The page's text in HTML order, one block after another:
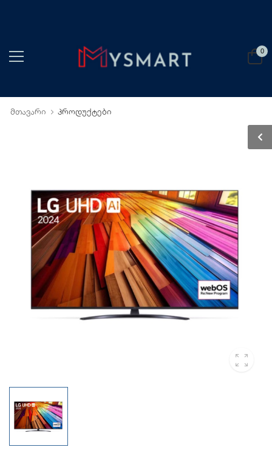
0
მთავარი პროდუქტები